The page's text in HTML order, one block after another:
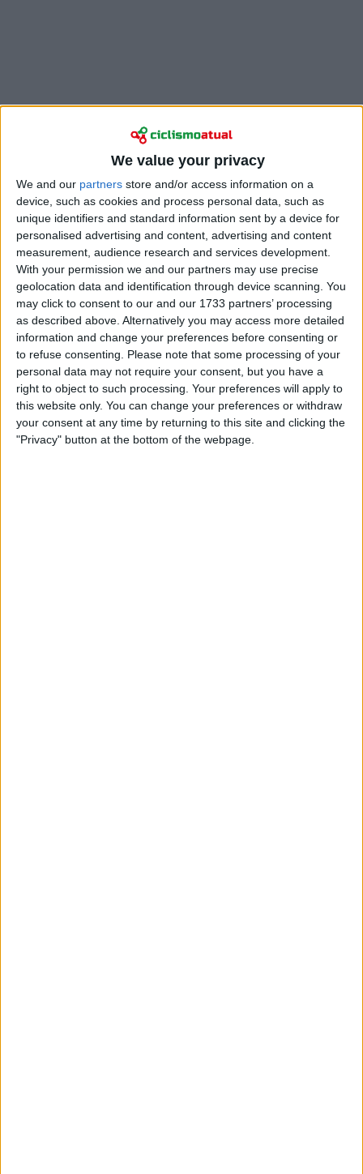
We value your privacy
We and our partners store and/or access information on a
device, such as cookies and process personal data, such as
unique identifiers and standard information sent by a device for
personalised advertising and content, advertising and content
measurement, audience research and services development.
With your permission we and our partners may use precise
geolocation data and identification through device scanning. You
may click to consent to our and our 1733 partners’ processing
as described above. Alternatively you may access more detailed
information and change your preferences before consenting or
to refuse consenting.
Please note that some processing of your
personal data may not require your consent, but you have a
right to object to such processing. Your preferences will apply to
this website only. You can change your preferences or withdraw
your consent at any time by returning to this site and clicking the
"Privacy" button at the bottom of the webpage.
“Bem, ontem não foi o meu melhor dia, tive bastante
alergia com a carpete do hotel, mas safámo-nos
bem”, disse Cortina, também satisfeito com o trabalho
que ele e os colegas fizeram ao tentar lutar pela
vitória de etapa.
Cortina valorizou especialmente a atitude da
formação telefónica neste arranque do Giro,
sublinhando que os resultados ainda não espelham
o esforço da equipa, em declarações aoCycling Pro
Net: “Acho que fizemos um trabalho muito bom,
todos os colegas. O resultado, que é aquilo que
procuramos, ainda não chegou bem, mas temos de
estar contentes com todo o trabalho que estamos a